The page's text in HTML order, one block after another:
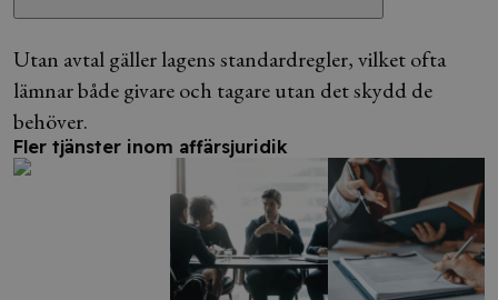
Utan avtal gäller lagens standardregler, vilket ofta
lämnar både givare och tagare utan det skydd de
behöver.
Fler tjänster inom affärsjuridik